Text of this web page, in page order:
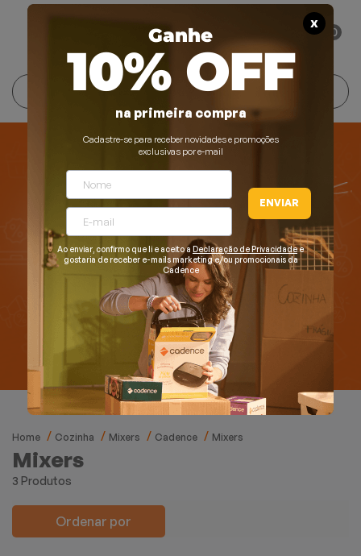
0
Home Cozinha Mixers Cadence Mixers
Mixers
3 Produtos
Ordenar por
X
Ganhe
10% OFF
na primeira compra
Cadastre-se para receber novidades e promoções
exclusivas por e-mail
ENVIAR
Ao enviar, confirmo que li e aceito a Declaração de Privacidadee
gostaria de receber e-mails marketing e/ou promocionais da
Cadence
Cozinha
Blenders
Grills e Sanduicheiras
Chaleiras Elétricas
Mixers
Processadores
Coifas
Lar
Ferros e Passadeiras
Conforto Térmico
Aquecedores
Ventiladores
Cuidados Pessoais
Escovas Secadoras
Cortadores de Cabelo
Pranchas